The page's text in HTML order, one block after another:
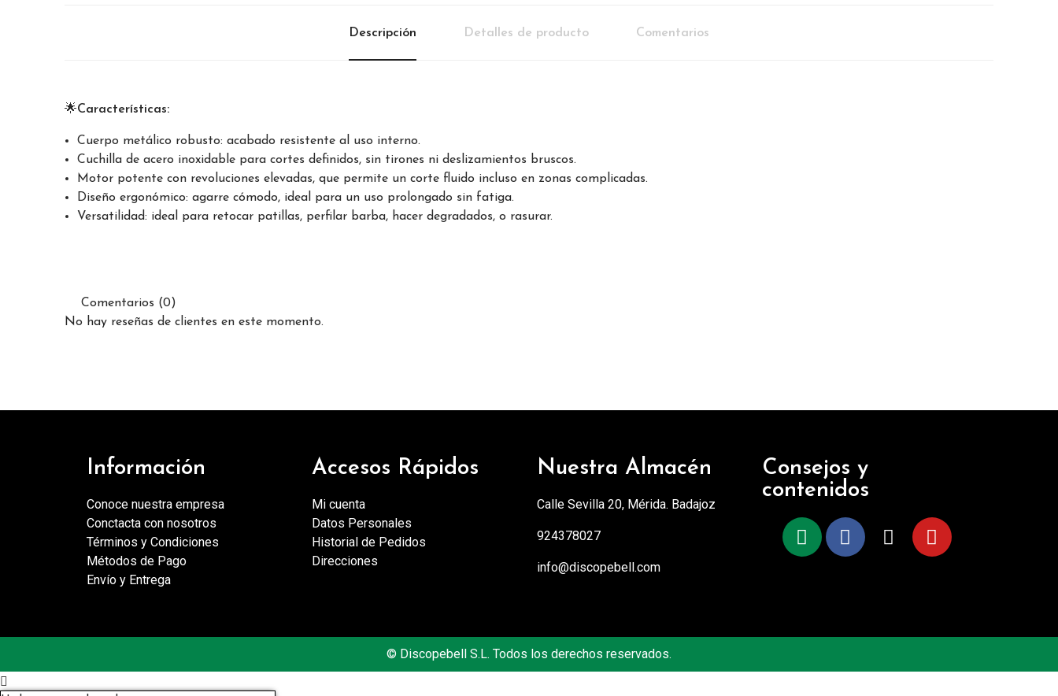
Descripción Detalles de producto Comentarios
🌟Características:
Cuerpo metálico robusto: acabado resistente al uso interno.
Cuchilla de acero inoxidable para cortes definidos, sin tirones ni deslizamientos bruscos.
Motor potente con revoluciones elevadas, que permite un corte fluido incluso en zonas complicadas.
Diseño ergonómico: agarre cómodo, ideal para un uso prolongado sin fatiga.
Versatilidad: ideal para retocar patillas, perfilar barba, hacer degradados, o rasurar.
Comentarios (0)
No hay reseñas de clientes en este momento.
Información
Conoce nuestra empresa
Conctacta con nosotros
Términos y Condiciones
Métodos de Pago
Envío y Entrega
Accesos Rápidos
Mi cuenta
Datos Personales
Historial de Pedidos
Direcciones
Nuestra Almacén
Calle Sevilla 20, Mérida. Badajoz
924378027
info@discopebell.com
Consejos y
contenidos
© Discopebell S.L. Todos los derechos reservados.
